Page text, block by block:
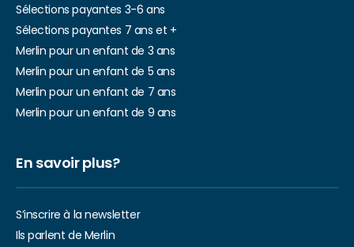
Sélections payantes 3-6 ans
Sélections payantes 7 ans et +
Merlin pour un enfant de 3 ans
Merlin pour un enfant de 5 ans
Merlin pour un enfant de 7 ans
Merlin pour un enfant de 9 ans
En savoir plus?
S’inscrire à la newsletter
Ils parlent de Merlin